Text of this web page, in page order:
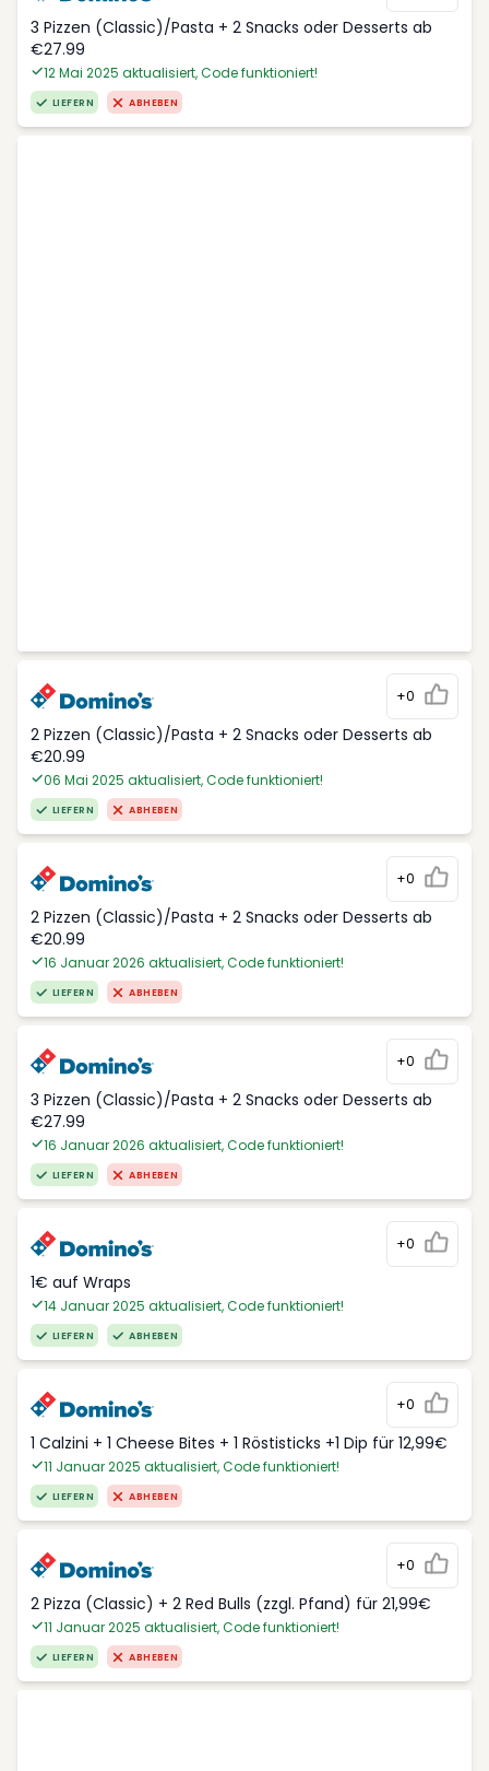
3 Pizzen (Classic)/Pasta + 2 Snacks oder Desserts ab
€27.99
12 Mai 2025 aktualisiert, Code funktioniert!
LIEFERN ABHEBEN
+0
2 Pizzen (Classic)/Pasta + 2 Snacks oder Desserts ab
€20.99
06 Mai 2025 aktualisiert, Code funktioniert!
LIEFERN ABHEBEN
+0
2 Pizzen (Classic)/Pasta + 2 Snacks oder Desserts ab
€20.99
16 Januar 2026 aktualisiert, Code funktioniert!
LIEFERN ABHEBEN
+0
3 Pizzen (Classic)/Pasta + 2 Snacks oder Desserts ab
€27.99
16 Januar 2026 aktualisiert, Code funktioniert!
LIEFERN ABHEBEN
+0
1€ auf Wraps
14 Januar 2025 aktualisiert, Code funktioniert!
LIEFERN ABHEBEN
+0
1 Calzini + 1 Cheese Bites + 1 Röstisticks +1 Dip für 12,99€
11 Januar 2025 aktualisiert, Code funktioniert!
LIEFERN ABHEBEN
+0
2 Pizza (Classic) + 2 Red Bulls (zzgl. Pfand) für 21,99€
11 Januar 2025 aktualisiert, Code funktioniert!
LIEFERN ABHEBEN